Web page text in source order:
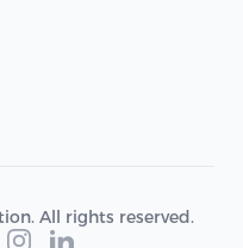
All rights reserved.